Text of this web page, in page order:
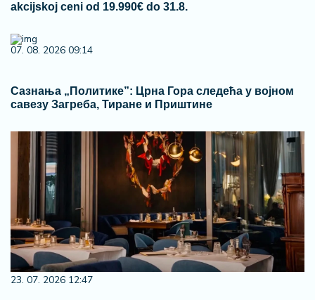
akcijskoj ceni od 19.990€ do 31.8.
07. 08. 2026 09:14
Сазнања „Политике”: Црна Гора следећа у војном
савезу Загреба, Тиране и Приштине
23. 07. 2026 12:47